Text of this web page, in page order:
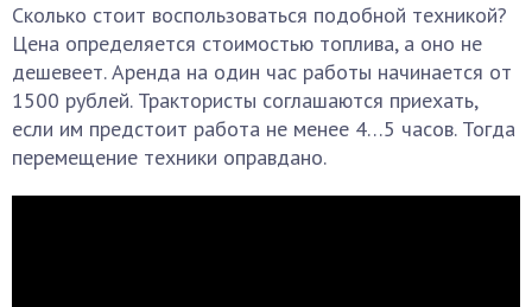
Сколько стоит воспользоваться подобной техникой?
Цена определяется стоимостью топлива, а оно не
дешевеет. Аренда на один час работы начинается от
1500 рублей. Трактористы соглашаются приехать,
если им предстоит работа не менее 4…5 часов. Тогда
перемещение техники оправдано.